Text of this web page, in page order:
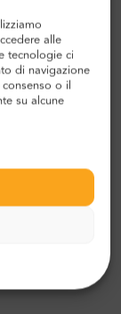
alle
tecnologie ci
di navigazione
o il
su alcune
37$